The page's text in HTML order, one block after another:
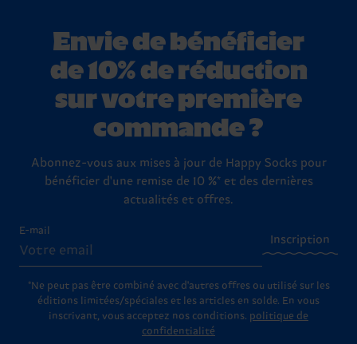
Envie de bénéficier
de 10% de réduction
sur votre première
commande ?
Abonnez-vous aux mises à jour de Happy Socks pour
bénéficier d'une remise de 10 %* et des dernières
actualités et offres.
E-mail
Inscription
*Ne peut pas être combiné avec d'autres offres ou utilisé sur les
éditions limitées/spéciales et les articles en solde. En vous
inscrivant, vous acceptez nos conditions. politique de
confidentialité